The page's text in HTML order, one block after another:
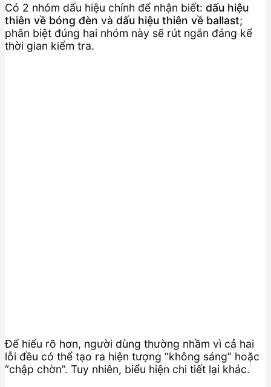
Có 2 nhóm dấu hiệu chính để nhận biết: dấu hiệu
thiên về bóng đèn và dấu hiệu thiên về ballast;
phân biệt đúng hai nhóm này sẽ rút ngắn đáng kể
thời gian kiểm tra.
Để hiểu rõ hơn, người dùng thường nhầm vì cả hai
lỗi đều có thể tạo ra hiện tượng “không sáng” hoặc
“chập chờn”. Tuy nhiên, biểu hiện chi tiết lại khác.